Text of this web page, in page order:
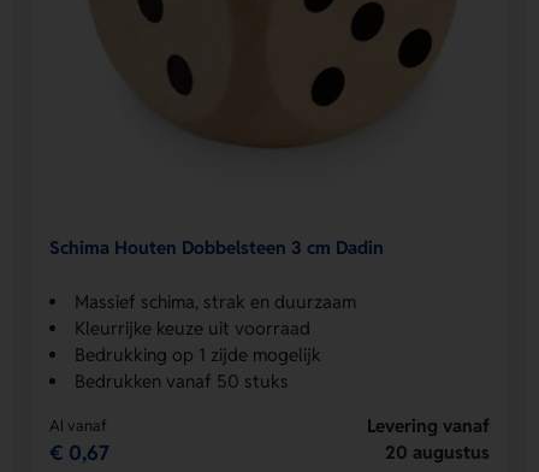
Schima Houten Dobbelsteen 3 cm Dadin
Massief schima, strak en duurzaam
Kleurrijke keuze uit voorraad
Bedrukking op 1 zijde mogelijk
Bedrukken vanaf 50 stuks
Al vanaf
€ 0,67
Levering vanaf
20 augustus